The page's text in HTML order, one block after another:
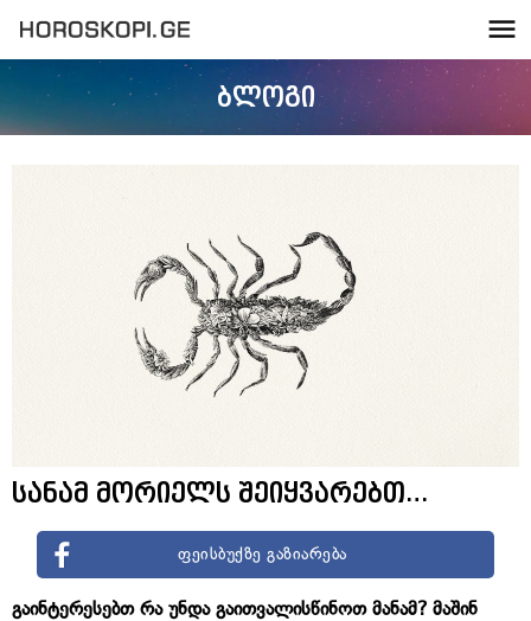
ბლოგი
სანამ მორიელს შეიყვარებთ…
ფეისბუქზე გაზიარება
გაინტერესებთ რა უნდა გაითვალისწინოთ მანამ? მაშინ